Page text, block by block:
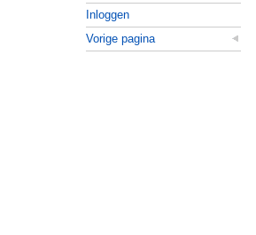
Inloggen
Vorige pagina